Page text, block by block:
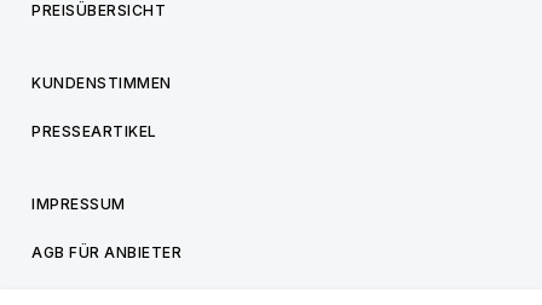
PREISÜBERSICHT
KUNDENSTIMMEN
PRESSEARTIKEL
IMPRESSUM
AGB FÜR ANBIETER